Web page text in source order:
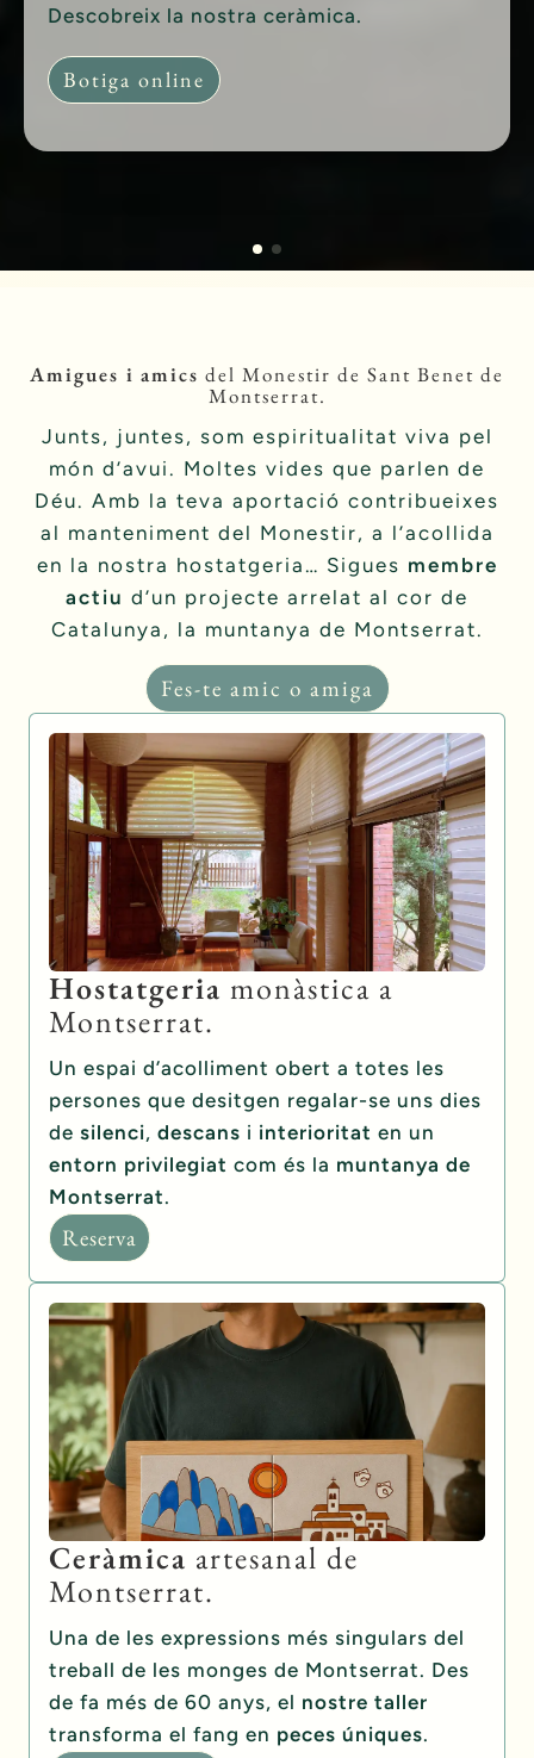
– Maria del Mar Albajar, abadessa.
Qui som
Descobreix la nostra ceràmica.
Botiga online
– Maria del Mar Albajar, abadessa.
Qui som
Descobreix la nostra ceràmica.
Botiga online
Amigues i amics del Monestir de Sant Benet de
Montserrat.
Junts, juntes, som espiritualitat viva pel
món d’avui. Moltes vides que parlen de
Déu. Amb la teva aportació contribueixes
al manteniment del Monestir, a l’acollida
en la nostra hostatgeria… Sigues membre
actiu d’un projecte arrelat al cor de
Catalunya, la muntanya de Montserrat.
Fes-te amic o amiga
Hostatgeria monàstica a
Montserrat.
Un espai d’acolliment obert a totes les
persones que desitgen regalar-se uns dies
de silenci, descans i interioritat en un
entorn privilegiat com és la muntanya de
Montserrat.
Reserva
Ceràmica artesanal de
Montserrat.
Una de les expressions més singulars del
treball de les monges de Montserrat. Des
de fa més de 60 anys, el nostre taller
transforma el fang en peces úniques.